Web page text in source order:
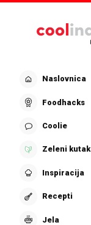
Naslovnica
Foodhacks
Coolie
Zeleni kutak
Inspiracija
Recepti
Jela